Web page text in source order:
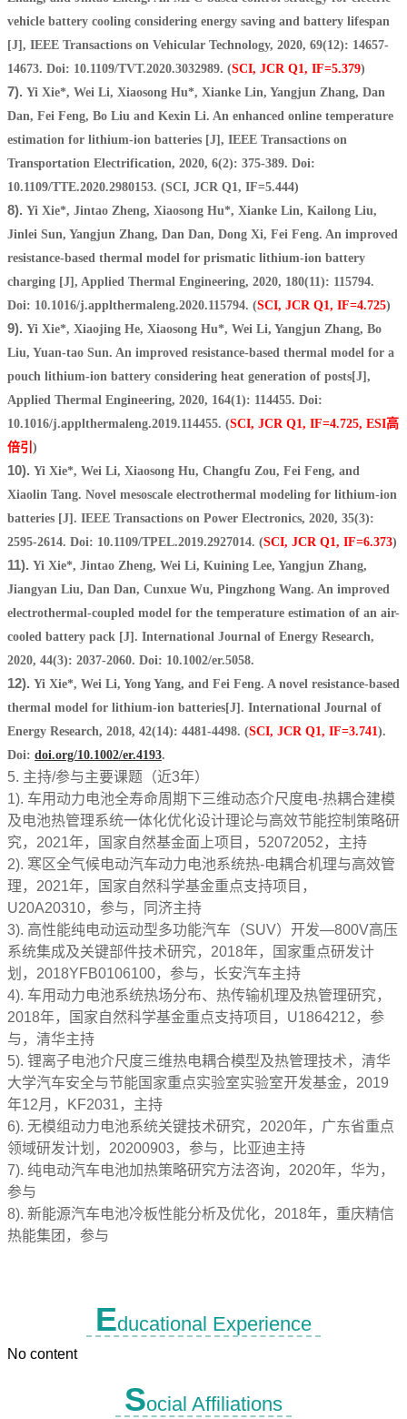
vehicle battery cooling considering energy saving and battery lifespan
[J], IEEE Transactions on Vehicular Technology, 2020, 69(12): 14657-
14673. Doi: 10.1109/TVT.2020.3032989. (SCI, JCR Q1, IF=5.379)
7). Yi Xie*, Wei Li, Xiaosong Hu*, Xianke Lin, Yangjun Zhang, Dan
Dan, Fei Feng, Bo Liu and Kexin Li. An enhanced online temperature
estimation for lithium-ion batteries [J], IEEE Transactions on
Transportation Electrification, 2020, 6(2): 375-389. Doi:
10.1109/TTE.2020.2980153. (SCI, JCR Q1, IF=5.444)
8). Yi Xie*, Jintao Zheng, Xiaosong Hu*, Xianke Lin, Kailong Liu,
Jinlei Sun, Yangjun Zhang, Dan Dan, Dong Xi, Fei Feng. An improved
resistance-based thermal model for prismatic lithium-ion battery
charging [J], Applied Thermal Engineering, 2020, 180(11): 115794.
Doi: 10.1016/j.applthermaleng.2020.115794. (SCI, JCR Q1, IF=4.725)
9). Yi Xie*, Xiaojing He, Xiaosong Hu*, Wei Li, Yangjun Zhang, Bo
Liu, Yuan-tao Sun. An improved resistance-based thermal model for a
pouch lithium-ion battery considering heat generation of posts[J],
Applied Thermal Engineering, 2020, 164(1): 114455. Doi:
10.1016/j.applthermaleng.2019.114455. (SCI, JCR Q1, IF=4.725, ESI高
倍引 )
10). Yi Xie*, Wei Li, Xiaosong Hu, Changfu Zou, Fei Feng, and
Xiaolin Tang. Novel mesoscale electrothermal modeling for lithium-ion
batteries [J]. IEEE Transactions on Power Electronics, 2020, 35(3):
2595-2614. Doi: 10.1109/TPEL.2019.2927014. (SCI, JCR Q1, IF=6.373)
11). Yi Xie*, Jintao Zheng, Wei Li, Kuining Lee, Yangjun Zhang,
Jiangyan Liu, Dan Dan, Cunxue Wu, Pingzhong Wang. An improved
electrothermal-coupled model for the temperature estimation of an air-
cooled battery pack [J]. International Journal of Energy Research,
2020, 44(3): 2037-2060. Doi: 10.1002/er.5058.
12). Yi Xie*, Wei Li, Yong Yang, and Fei Feng. A novel resistance-based
thermal model for lithium‐ion batteries[J]. International Journal of
Energy Research, 2018, 42(14): 4481-4498. (SCI, JCR Q1, IF=3.741).
Doi: doi.org/10.1002/er.4193.
5. 主持/参与主要课题（近3年）
1). 车用动力电池全寿命周期下三维动态介尺度电-热耦合建模
及电池热管理系统一体化优化设计理论与高效节能控制策略研
究，2021年，国家自然基金面上项目，52072052，主持
2). 寒区全气候电动汽车动力电池系统热-电耦合机理与高效管
理，2021年，国家自然科学基金重点支持项目，
U20A20310，参与，同济主持
3). 高性能纯电动运动型多功能汽车（SUV）开发—800V高压
系统集成及关键部件技术研究，2018年，国家重点研发计
划，2018YFB0106100，参与，长安汽车主持
4). 车用动力电池系统热场分布、热传输机理及热管理研究，
2018年，国家自然科学基金重点支持项目，U1864212，参
与，清华主持
5). 锂离子电池介尺度三维热电耦合模型及热管理技术，清华
大学汽车安全与节能国家重点实验室实验室开发基金，2019
年12月，KF2031，主持
6). 无模组动力电池系统关键技术研究，2020年，广东省重点
领域研发计划，20200903，参与，比亚迪主持
7). 纯电动汽车电池加热策略研究方法咨询，2020年，华为，
参与
8). 新能源汽车电池冷板性能分析及优化，2018年，重庆精信
热能集团，参与
Educational Experience
No content
Social Affiliations